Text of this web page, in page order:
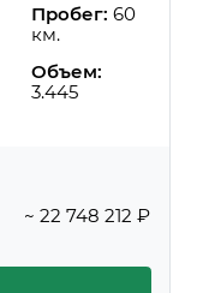
Пробег: 60
км.
Объем:
3.445
~ 22 748 212 ₽